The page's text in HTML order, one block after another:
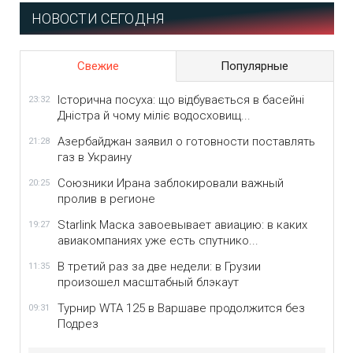
НОВОСТИ СЕГОДНЯ
Свежие Популярные
23:32
Історична посуха: що відбувається в басейні
Дністра й чому міліє водосховищ...
21:28
Азербайджан заявил о готовности поставлять
газ в Украину
20:25
Союзники Ирана заблокировали важный
пролив в регионе
19:27
Starlink Маска завоевывает авиацию: в каких
авиакомпаниях уже есть спутнико...
11:35
В третий раз за две недели: в Грузии
произошел масштабный блэкаут
09:31
Турнир WTA 125 в Варшаве продолжится без
Подрез